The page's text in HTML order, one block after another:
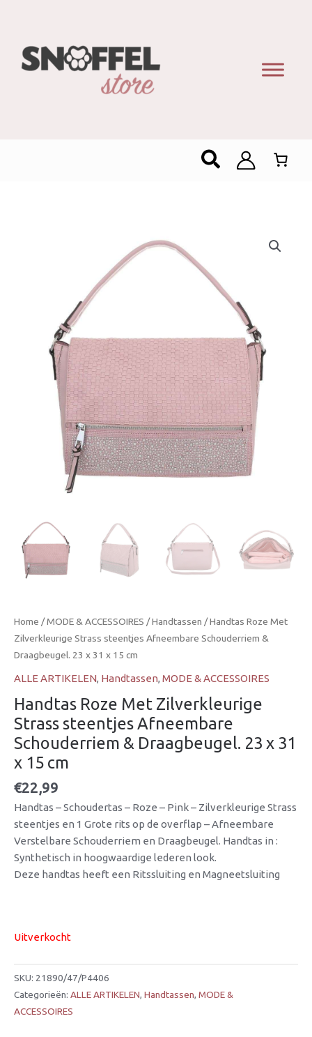
Zoeken
Home /MODE & ACCESSOIRES /Handtassen / Handtas Roze Met
Zilverkleurige Strass steentjes Afneembare Schouderriem &
Draagbeugel. 23 x 31 x 15 cm
ALLE ARTIKELEN, Handtassen, MODE & ACCESSOIRES
Handtas Roze Met Zilverkleurige
Strass steentjes Afneembare
Schouderriem & Draagbeugel. 23 x 31
x 15 cm
€22,99
Handtas – Schoudertas – Roze – Pink – Zilverkleurige Strass
steentjes en 1 Grote rits op de overflap – Afneembare
Verstelbare Schouderriem en Draagbeugel. Handtas in :
Synthetisch in hoogwaardige lederen look.
Deze handtas heeft een Ritssluiting en Magneetsluiting
Uitverkocht
SKU: 21890/47/P4406
Categorieën: ALLE ARTIKELEN, Handtassen, MODE &
ACCESSOIRES